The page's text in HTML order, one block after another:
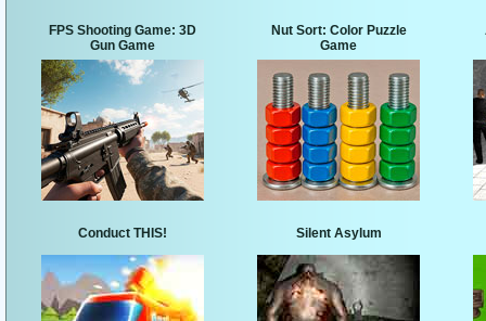
FPS Shooting Game: 3D
Gun Game
Nut Sort: Color Puzzle
Game
Conduct THIS! Silent Asylum